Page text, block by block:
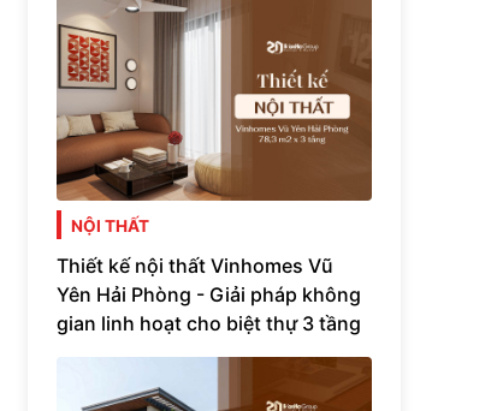
NỘI THẤT
Thiết kế nội thất Vinhomes Vũ
Yên Hải Phòng - Giải pháp không
gian linh hoạt cho biệt thự 3 tầng